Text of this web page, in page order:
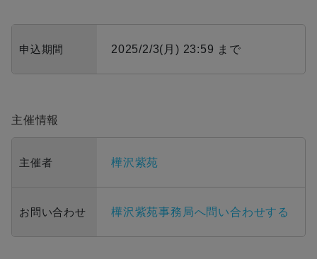
申込期間 2025/2/3(月) 23:59 まで
主催情報
主催者 樺沢紫苑
お問い合わせ 樺沢紫苑事務局へ問い合わせする